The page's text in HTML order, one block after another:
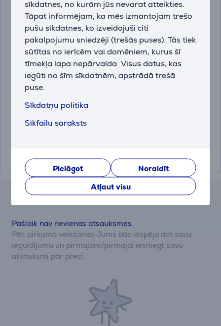
sīkdatnes, no kurām jūs nevarat atteikties.
Tāpat informējam, ka mēs izmantojam trešo
pušu sīkdatnes, ko izveidojuši citi
pakalpojumu sniedzēji (trešās puses). Tās tiek
sūtītas no ierīcēm vai domēniem, kurus šī
tīmekļa lapa nepārvalda. Visus datus, kas
iegūti no šīm sīkdatnēm, apstrādā trešā
puse.
Sīkdatņu politika
Sīkfailu saraksts
Pielāgot
Noraidīt
Atļaut visu
Miele DishClean, 160 g
- Kopšanas līdzeklis
trauku mazgājamai
11905830
Miele, 250 g -
Atsauksmes
Pašlaik nav nevienas atsauksmes.
Pēc pirkuma veikšanas Jums būs iespēja dot savu
ieguldījumu un pirmajam/pirmajai iesniegt savu
atsauksmi par preci.